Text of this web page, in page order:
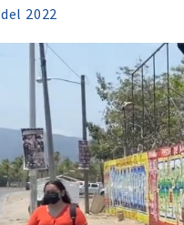
del 2022